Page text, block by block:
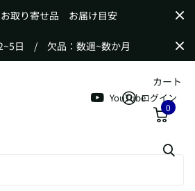
取り寄せ品 お届け目安
日 / 欠品：数週~数か月
YouTubeログイン
カート
0